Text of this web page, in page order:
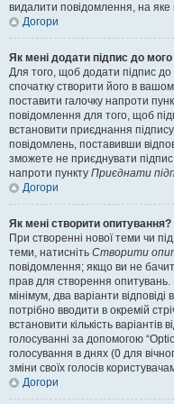
видалити повідомлення, на яке
Догори
Як мені додати підпис до
Для того, щоб додати підпис
спочатку створити його в
поставити галочку напроти
повідомлення для того, щоб
встановити приєднання
повідомлень, поставивши
зможете не приєднувати
напроти пункту Приєднати
Догори
Як мені створити опитування?
При створенні нової теми чи
теми, натисніть Створити
повідомлення; якщо ви не
прав для створення
мінімум, два варіанти
потрібно вводити в окремій
встановити кількість варіантів
голосуванні за допомогою
голосування в днях (0 для
зміни своїх голосів
Догори